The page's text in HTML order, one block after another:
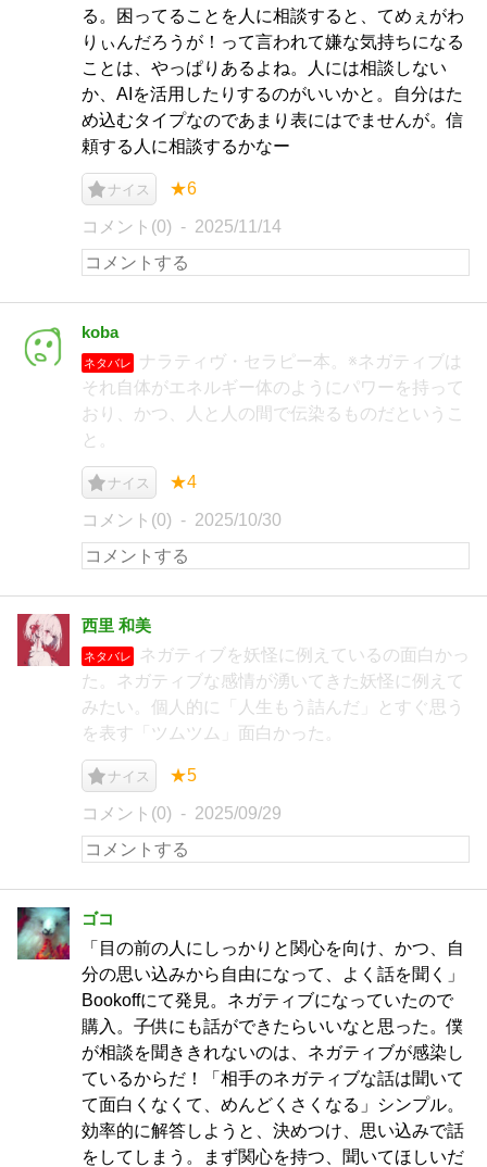
る。困ってることを人に相談すると、てめぇがわ
りぃんだろうが！って言われて嫌な気持ちになる
ことは、やっぱりあるよね。人には相談しない
か、AIを活用したりするのがいいかと。自分はた
め込むタイプなのであまり表にはでませんが。信
頼する人に相談するかなー
ナイス ★6
コメント(0) 2025/11/14
koba
ネタバレ
ナラティヴ・セラピー本。※ネガティブは
それ自体がエネルギー体のようにパワーを持って
おり、かつ、人と人の間で伝染るものだというこ
と。
ナイス ★4
コメント(0) 2025/10/30
西里 和美
ネタバレ
ネガティブを妖怪に例えているの面白かっ
た。ネガティブな感情が湧いてきた妖怪に例えて
みたい。個人的に「人生もう詰んだ」とすぐ思う
を表す「ツムツム」面白かった。
ナイス ★5
コメント(0) 2025/09/29
ゴコ
「目の前の人にしっかりと関心を向け、かつ、自
分の思い込みから自由になって、よく話を聞く」
Bookoffにて発見。ネガティブになっていたので
購入。子供にも話ができたらいいなと思った。僕
が相談を聞ききれないのは、ネガティブが感染し
ているからだ！「相手のネガティブな話は聞いて
て面白くなくて、めんどくさくなる」シンプル。
効率的に解答しようと、決めつけ、思い込みで話
をしてしまう。まず関心を持つ、聞いてほしいだ